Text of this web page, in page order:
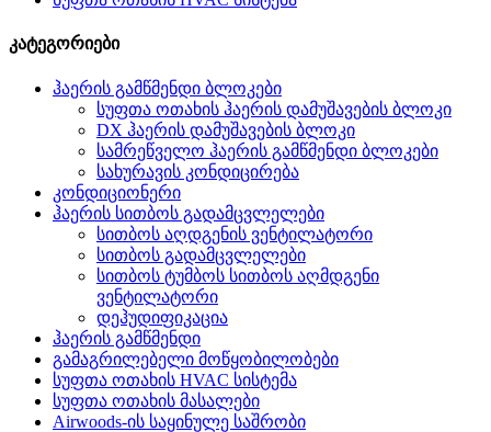
კატეგორიები
ჰაერის გამწმენდი ბლოკები
სუფთა ოთახის ჰაერის დამუშავების ბლოკი
DX ჰაერის დამუშავების ბლოკი
სამრეწველო ჰაერის გამწმენდი ბლოკები
სახურავის კონდიცირება
კონდიციონერი
ჰაერის სითბოს გადამცვლელები
სითბოს აღდგენის ვენტილატორი
სითბოს გადამცვლელები
სითბოს ტუმბოს სითბოს აღმდგენი
ვენტილატორი
დეჰუდიფიკაცია
ჰაერის გამწმენდი
გამაგრილებელი მოწყობილობები
სუფთა ოთახის HVAC სისტემა
სუფთა ოთახის მასალები
Airwoods-ის საყინულე საშრობი